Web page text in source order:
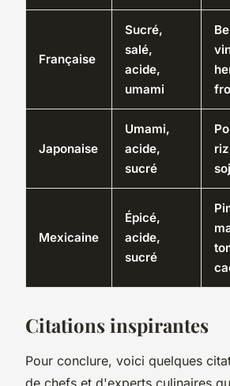
Française
Sucré,
salé,
acide,
umami
Japonaise
Umami,
acide,
sucré
Mexicaine
Épicé,
acide,
sucré
Citations inspirantes
Pour conclure, voici quelques
de chefs et d'experts culinaires